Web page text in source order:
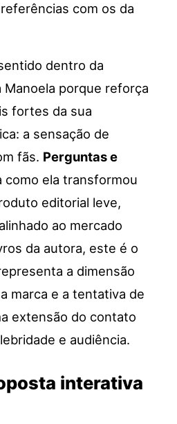
com os da
dentro da
Manoela porque reforça
fortes da sua
a sensação de
fãs. Perguntas e
como ela transformou
editorial leve,
ao mercado
da autora, este é o
a dimensão
marca e a tentativa de
extensão do contato
e audiência.
interativa